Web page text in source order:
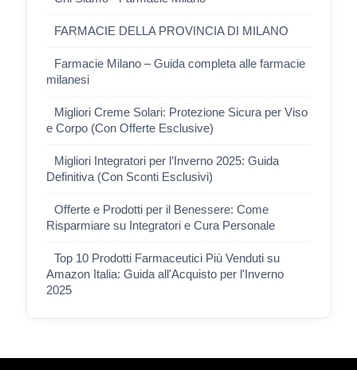
FARMACIE DELLA PROVINCIA DI MILANO
Farmacie Milano – Guida completa alle farmacie
milanesi
Migliori Creme Solari: Protezione Sicura per Viso
e Corpo (Con Offerte Esclusive)
Migliori Integratori per l’Inverno 2025: Guida
Definitiva (Con Sconti Esclusivi)
Offerte e Prodotti per il Benessere: Come
Risparmiare su Integratori e Cura Personale
Top 10 Prodotti Farmaceutici Più Venduti su
Amazon Italia: Guida all'Acquisto per l'Inverno
2025